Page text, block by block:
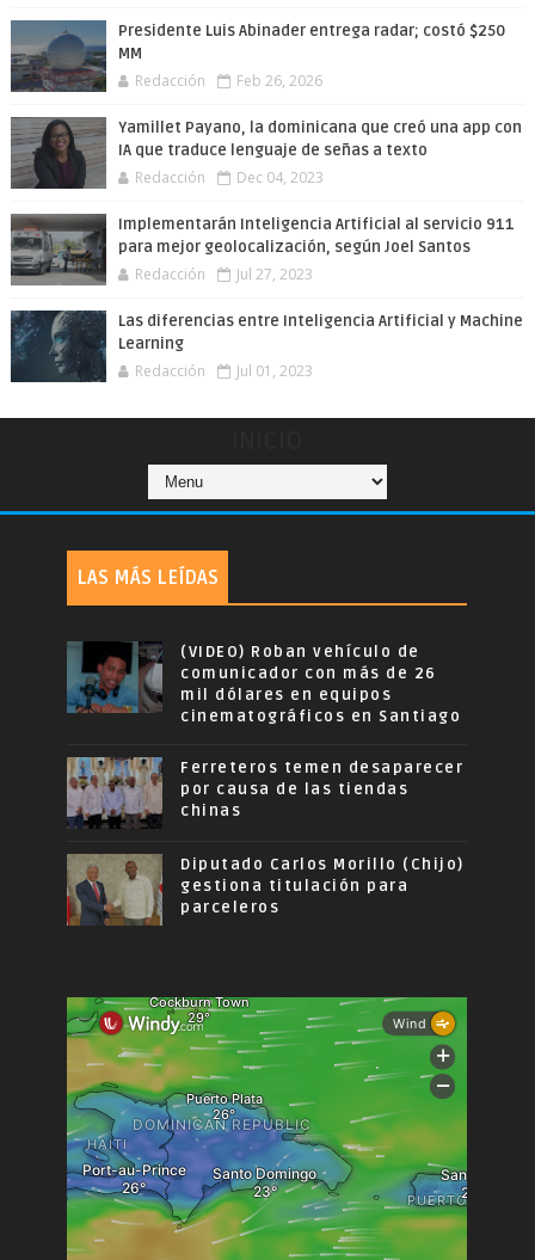
Presidente Luis Abinader entrega radar; costó $250
MM
Redacción Feb 26, 2026
Yamillet Payano, la dominicana que creó una app con
IA que traduce lenguaje de señas a texto
Redacción Dec 04, 2023
Implementarán Inteligencia Artificial al servicio 911
para mejor geolocalización, según Joel Santos
Redacción Jul 27, 2023
Las diferencias entre Inteligencia Artificial y Machine
Learning
Redacción Jul 01, 2023
LAS MÁS LEÍDAS
(VIDEO) Roban vehículo de
comunicador con más de 26
mil dólares en equipos
cinematográficos en Santiago
Ferreteros temen desaparecer
por causa de las tiendas
chinas
Diputado Carlos Morillo (Chijo)
gestiona titulación para
parceleros